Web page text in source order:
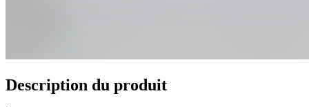
Description du produit